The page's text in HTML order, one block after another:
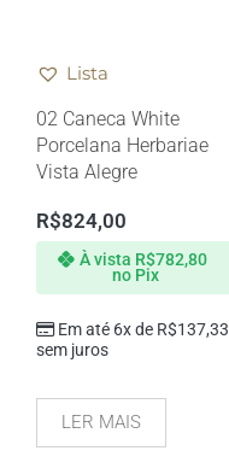
Lista
02 Caneca White
Porcelana Herbariae
Vista Alegre
R$824,00
Em até 6x de R$137,33
sem juros
À vista R$782,80
no Pix
LER MAIS